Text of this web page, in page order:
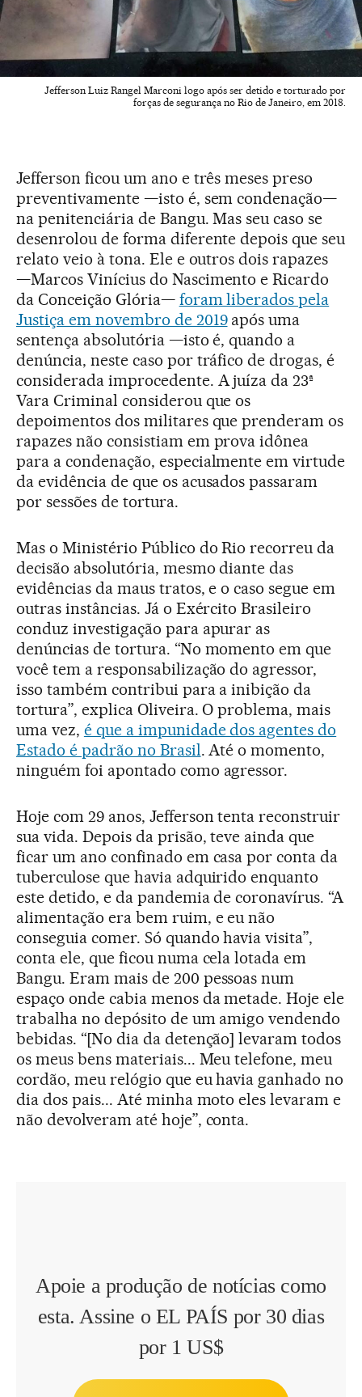
Jefferson Luiz Rangel Marconi logo após ser detido e torturado por
forças de segurança no Rio de Janeiro, em 2018.
Jefferson ficou um ano e três meses preso
preventivamente —isto é, sem condenação—
na penitenciária de Bangu. Mas seu caso se
desenrolou de forma diferente depois que seu
relato veio à tona. Ele e outros dois rapazes
—Marcos Vinícius do Nascimento e Ricardo
da Conceição Glória— foram liberados pela
Justiça em novembro de 2019após uma
sentença absolutória —isto é, quando a
denúncia, neste caso por tráfico de drogas, é
considerada improcedente. A juíza da 23ª
Vara Criminal considerou que os
depoimentos dos militares que prenderam os
rapazes não consistiam em prova idônea
para a condenação, especialmente em virtude
da evidência de que os acusados passaram
por sessões de tortura.
Mas o Ministério Público do Rio recorreu da
decisão absolutória, mesmo diante das
evidências da maus tratos, e o caso segue em
outras instâncias. Já o Exército Brasileiro
conduz investigação para apurar as
denúncias de tortura. “No momento em que
você tem a responsabilização do agressor,
isso também contribui para a inibição da
tortura”, explica Oliveira. O problema, mais
uma vez, é que a impunidade dos agentes do
Estado é padrão no Brasil. Até o momento,
ninguém foi apontado como agressor.
Hoje com 29 anos, Jefferson tenta reconstruir
sua vida. Depois da prisão, teve ainda que
ficar um ano confinado em casa por conta da
tuberculose que havia adquirido enquanto
este detido, e da pandemia de coronavírus. “A
alimentação era bem ruim, e eu não
conseguia comer. Só quando havia visita”,
conta ele, que ficou numa cela lotada em
Bangu. Eram mais de 200 pessoas num
espaço onde cabia menos da metade. Hoje ele
trabalha no depósito de um amigo vendendo
bebidas. “[No dia da detenção] levaram todos
os meus bens materiais... Meu telefone, meu
cordão, meu relógio que eu havia ganhado no
dia dos pais... Até minha moto eles levaram e
não devolveram até hoje”, conta.
Apoie a produção de notícias como
esta. Assine o EL PAÍS por 30 dias
por 1 US$